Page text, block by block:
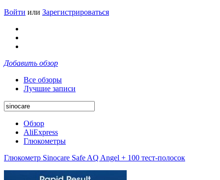
Войти или Зарегистрироваться
Добавить обзор
Все обзоры
Лучшие записи
Обзор
AliExpress
Глюкометры
Глюкометр Sinocare Safe AQ Angel + 100 тест-полосок